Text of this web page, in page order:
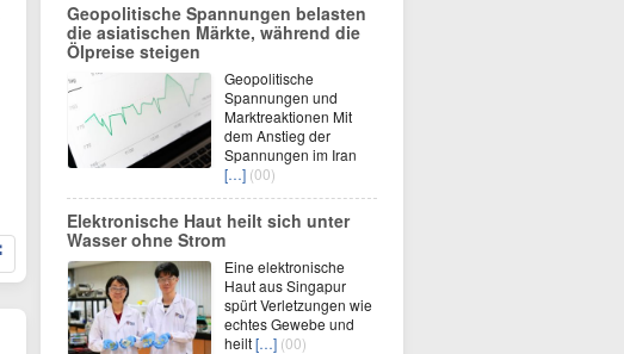
Geopolitische Spannungen belasten
die asiatischen Märkte, während die
Ölpreise steigen
Geopolitische
Spannungen und
Marktreaktionen Mit
dem Anstieg der
Spannungen im Iran
[…] (00)
Elektronische Haut heilt sich unter
Wasser ohne Strom
Eine elektronische
Haut aus Singapur
spürt Verletzungen wie
echtes Gewebe und
heilt[…] (00)